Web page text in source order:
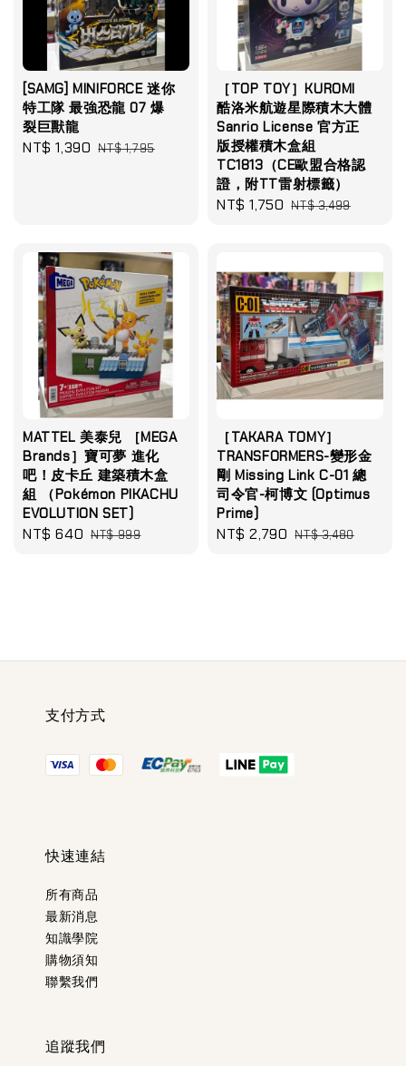
[SAMG] MINIFORCE 迷你
特工隊 最強恐龍 07 爆
裂巨獸龍
Sale
NT$ 1,390 Regular
NT$ 1,795
［TOP TOY］KUROMI
酷洛米航遊星際積木大體
Sanrio License 官方正
版授權積木盒組
TC1813（CE歐盟合格認
證，附TT雷射標籤）
Sale
NT$ 1,750 Regular
NT$ 3,499
MATTEL 美泰兒 ［MEGA
Brands］寶可夢 進化
吧！皮卡丘 建築積木盒
組 （Pokémon PIKACHU
EVOLUTION SET)
Sale
NT$ 640 Regular
NT$ 999
［TAKARA TOMY］
TRANSFORMERS-變形金
剛 Missing Link C-01 總
司令官-柯博文 (Optimus
Prime)
Sale
NT$ 2,790 Regular
NT$ 3,480
支付方式
快速連結
所有商品
最新消息
知識學院
購物須知
聯繫我們
追蹤我們